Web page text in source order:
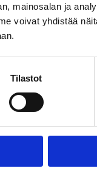
mainosalan ja
voivat yhdistää
Tilastot
Syö
tärkeä